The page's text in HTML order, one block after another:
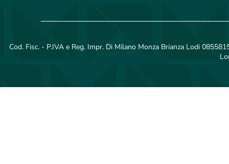
Cod. Fisc. - P.IVA e Reg. Impr. Di Milano Monza Brianza Lodi